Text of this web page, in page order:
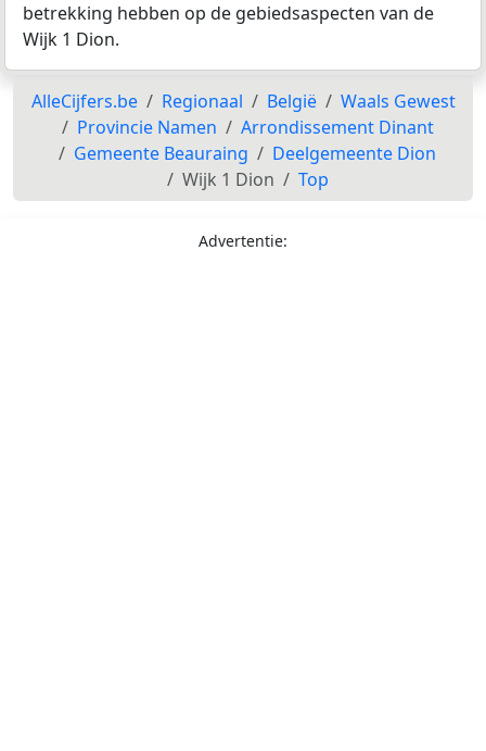
betrekking hebben op de gebiedsaspecten van de
Wijk 1 Dion.
AlleCijfers.be Regionaal België
Waals Gewest
Provincie Namen
Arrondissement Dinant
Gemeente Beauraing
Deelgemeente Dion
Wijk 1 Dion
Top
Advertentie: